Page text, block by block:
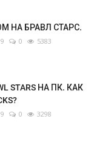
НА БРАВЛ СТАРС.
0 5383
STARS НА ПК. КАК
0 3298